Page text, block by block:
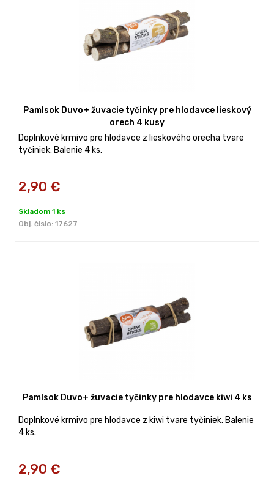
Pamlsok Duvo+ žuvacie tyčinky pre hlodavce lieskový
orech 4 kusy
Doplnkové krmivo pre hlodavce z lieskového orecha tvare
tyčiniek. Balenie 4 ks.
2,90 €
Skladom 1 ks
Obj. čislo: 17627
Pamlsok Duvo+ žuvacie tyčinky pre hlodavce kiwi 4 ks
Doplnkové krmivo pre hlodavce z kiwi tvare tyčiniek. Balenie
4 ks.
2,90 €